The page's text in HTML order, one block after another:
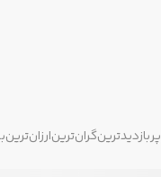
پربازدیدترینگران‌ترینارزان‌ترین